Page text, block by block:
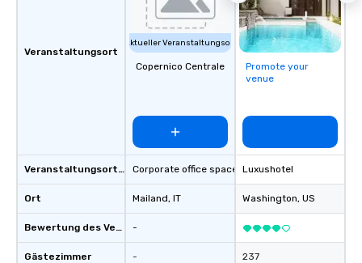
Veranstaltungsort
Veranstaltungsortstyp
Ort
Bewertung des Veranstaltungsortes
Gästezimmer
Aktueller Veranstaltungsort
Copernico Centrale
Corporate office space
Mailand, IT
-
-
Promote your
venue
Luxushotel
Washington, US
237